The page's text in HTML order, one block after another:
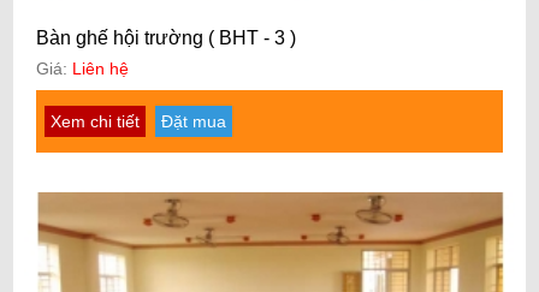
Bàn ghế hội trường ( BHT - 3 )
Giá: Liên hệ
Xem chi tiết Đặt mua